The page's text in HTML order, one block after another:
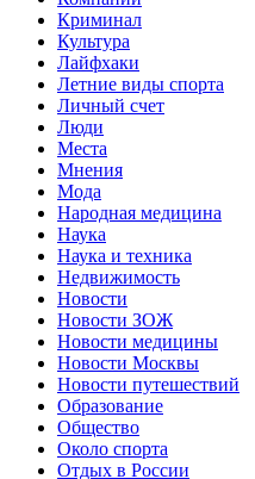
Криминал
Культура
Лайфхаки
Летние виды спорта
Личный счет
Люди
Места
Мнения
Мода
Народная медицина
Наука
Наука и техника
Недвижимость
Новости
Новости ЗОЖ
Новости медицины
Новости Москвы
Новости путешествий
Образование
Общество
Около спорта
Отдых в России